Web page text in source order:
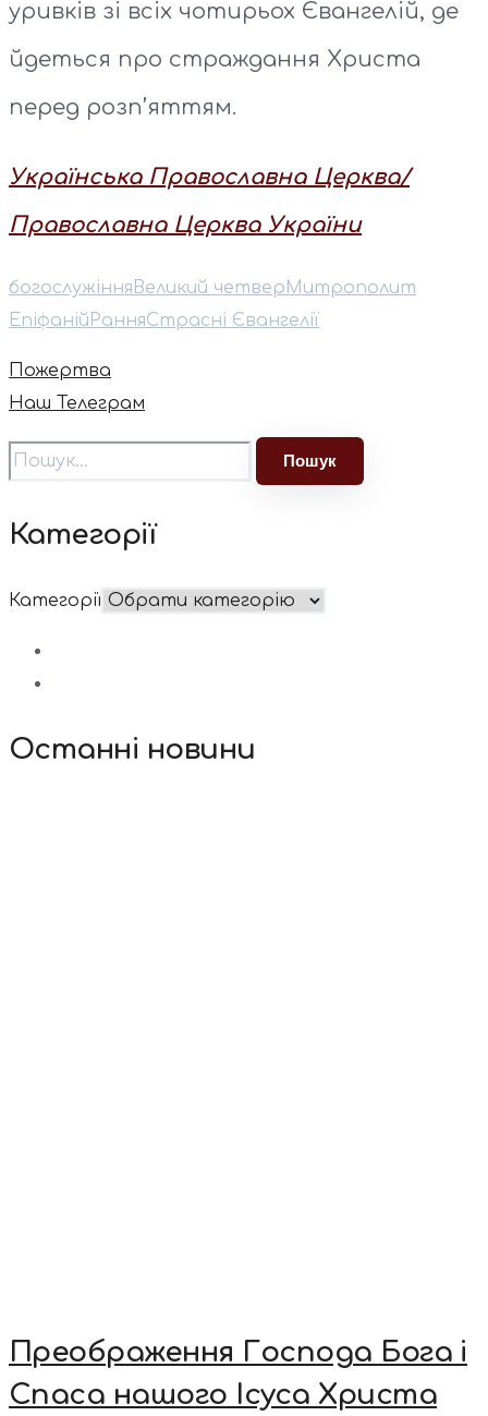
уривків зі всіх чотирьох Євангелій, де
йдеться про страждання Христа
перед розп’яттям.
Українська Православна Церква/
Православна Церква України
богослужіння Великий четвер ⁠Митрополит
Епіфаній РанняСтрасні Євангелії
Пожертва
Наш Телеграм
Категорії
Категорії
Останні новини
Преображення Господа Бога і
Спаса нашого Ісуса Христа